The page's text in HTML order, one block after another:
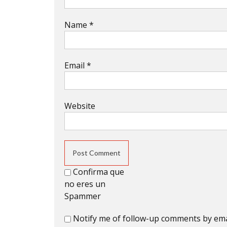
Name*
Email*
Website
Confirma que
no eres un
Spammer
Notify me of follow-up comments by